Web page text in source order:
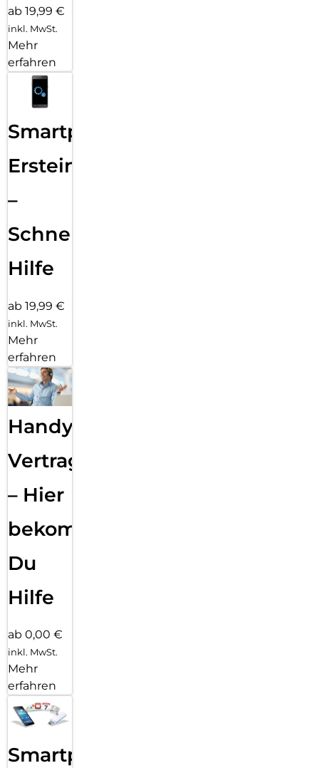
ab 19,99 €
inkl. MwSt.
Mehr
erfahren
Smartphone
Ersteinrichtung
–
Schnelle
Hilfe
ab 19,99 €
inkl. MwSt.
Mehr
erfahren
Handy
Vertragsabwicklung
– Hier
bekommst
Du
Hilfe
ab 0,00 €
inkl. MwSt.
Mehr
erfahren
Smartphone